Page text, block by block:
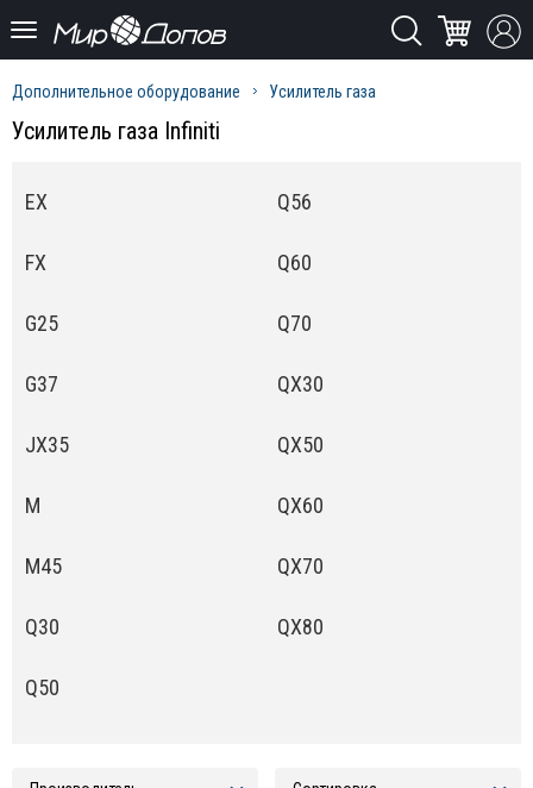
Дополнительное оборудование Усилитель газа
Усилитель газа Infiniti
EX
FX
G25
G37
JX35
M
M45
Q30
Q50
Q56
Q60
Q70
QX30
QX50
QX60
QX70
QX80